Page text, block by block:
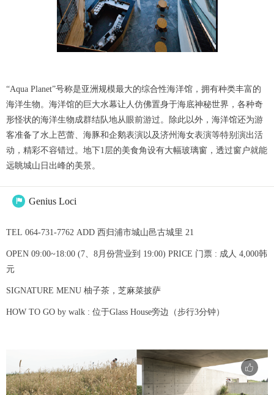
“Aqua Planet”号称是亚洲规模最大的综合性海洋馆，拥有种类丰富的
海洋生物。海洋馆的巨大水幕让人仿佛置身于海底神秘世界，各种奇
形怪状的海洋生物成群结队地从眼前游过。除此以外，海洋馆还为游
客准备了水上芭蕾、海豚和企鹅表演以及济州海女表演等特别演出活
动，精彩不容错过。地下1层的美食角设有大幅玻璃窗，透过窗户就能
远眺城山日出峰的美景。
 Genius Loci
TEL 064-731-7762 ADD 西归浦市城山邑古城里 21
OPEN 09:00~18:00 (7、8月份营业到 19:00) PRICE 门票 : 成人 4,000韩
元
SIGNATURE MENU 柚子茶，芝麻菜披萨
HOW TO GO by walk : 位于Glass House旁边（步行3分钟）